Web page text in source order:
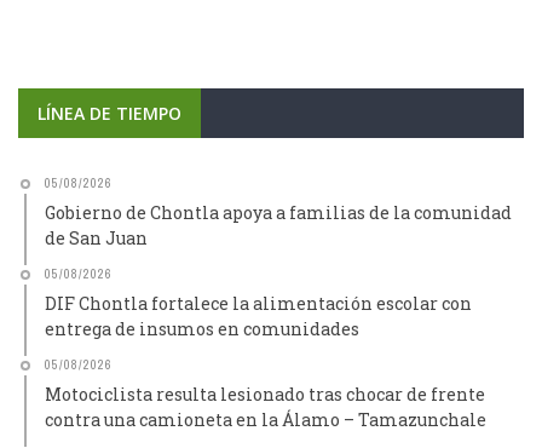
LÍNEA DE TIEMPO
05/08/2026
Gobierno de Chontla apoya a familias de la comunidad
de San Juan
05/08/2026
DIF Chontla fortalece la alimentación escolar con
entrega de insumos en comunidades
05/08/2026
Motociclista resulta lesionado tras chocar de frente
contra una camioneta en la Álamo – Tamazunchale